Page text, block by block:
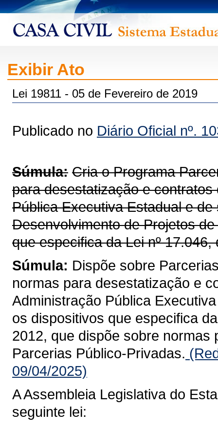
Exibir Ato
Lei 19811 - 05 de Fevereiro de 2019
Publicado no Diário Oficial nº.
Súmula: Cria o Programa
para desestatização e
Pública Executiva Estadual e
Desenvolvimento de Projetos
que especifica da Lei nº
Súmula: Dispõe sobre
normas para desestatização e
Administração Pública
os dispositivos que especifica
2012, que dispõe sobre
Parcerias Público-Privadas.
09/04/2025)
A Assembleia Legislativa do
seguinte lei: